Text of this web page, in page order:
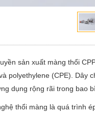
sản xuất màng thổi
polyethylene (CPE). Dây
dụng rộng rãi trong bao
thổi màng là quá trình